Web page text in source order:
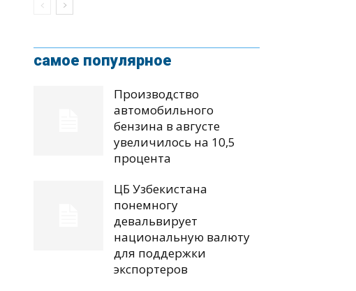
самое популярное
Производство
автомобильного
бензина в августе
увеличилось на 10,5
процента
ЦБ Узбекистана
понемногу
девальвирует
национальную валюту
для поддержки
экспортеров